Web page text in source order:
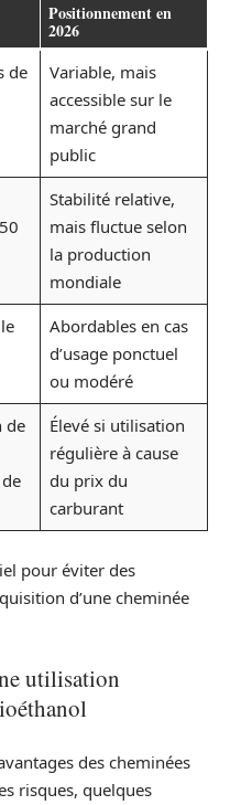
Positionnement en
2026
de
Variable, mais
accessible sur le
marché grand
public
Stabilité relative,
mais fluctue selon
la production
mondiale
Abordables en cas
d’usage ponctuel
ou modéré
de
Élevé si utilisation
régulière à cause
du prix du
carburant
pour éviter des
d’une cheminée
utilisation
des cheminées
risques, quelques